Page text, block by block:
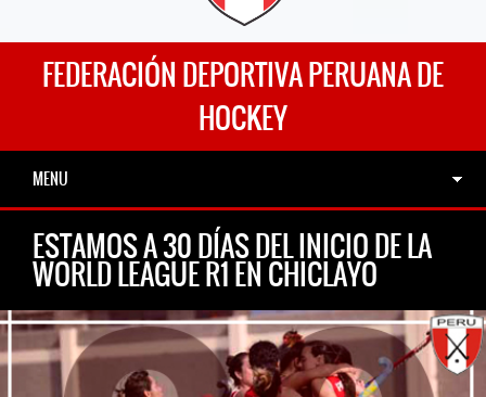
FEDERACIÓN DEPORTIVA PERUANA DE
HOCKEY
MENU
ESTAMOS A 30 DÍAS DEL INICIO DE LA
WORLD LEAGUE R1 EN CHICLAYO